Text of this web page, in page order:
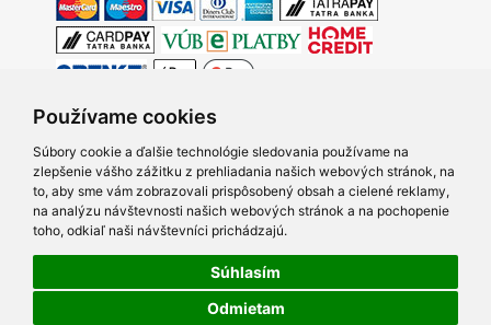
Používame cookies
Súbory cookie a ďalšie technológie sledovania používame na
zlepšenie vášho zážitku z prehliadania našich webových stránok, na
to, aby sme vám zobrazovali prispôsobený obsah a cielené reklamy,
na analýzu návštevnosti našich webových stránok a na pochopenie
toho, odkiaľ naši návštevníci prichádzajú.
Súhlasím
Odmietam
© 2005- 2026 TRACO Computers s.r.o., Všetky práva vyhradené.